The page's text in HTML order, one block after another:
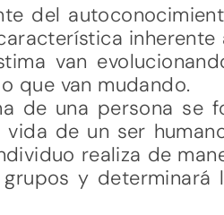
del
inherente
van
que van mudando.
de una persona se
de un ser
realiza de
y determinará